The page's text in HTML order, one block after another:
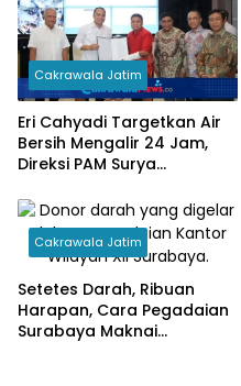
Cakrawala Jatim
Eri Cahyadi Targetkan Air
Bersih Mengalir 24 Jam,
Direksi PAM Surya
Percepat Jaringan hingga
Kampung
Cakrawala Jatim
Setetes Darah, Ribuan
Harapan, Cara Pegadaian
Surabaya Maknai